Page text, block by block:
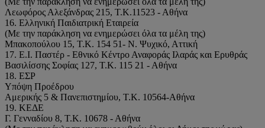
Λεωφόρος Αλεξάνδρας 215, Τ.Κ.11523 - Αθήνα
16. Ελληνική Παιδιατρική Εταιρεία
(Με την παράκληση να ενημερώσει όλα τα μέλη της)
Μπακοπούλου 15, Τ.Κ. 154 51- Ν. Ψυχικό, Αττική
17. Ε.Ι. Παστέρ - Εθνικό Κέντρο Αναφοράς Ιλαράς και Ερυθράς
Βασιλίσσης Σοφίας 127, Τ.Κ. 115 21 - Αθήνα
18. ΕΣΡ
Υπόψη Προέδρου
Αμερικής 5 & Πανεπιστημίου, Τ.Κ. 10564-Αθήνα
19. ΚΕΔΕ
Γ. Γενναδίου 8, Τ.Κ. 10678 - Αθήνα